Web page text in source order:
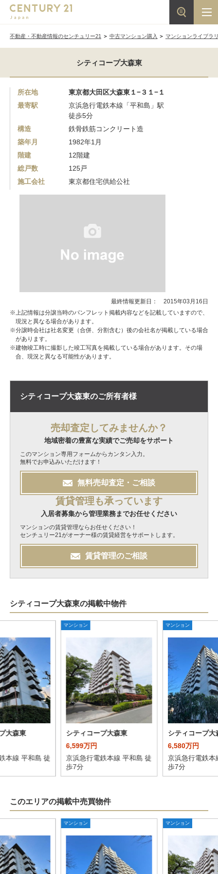
不動産・不動産情報のセンチュリー21 中古マンション購入 マンションライブラ
シティコープ大森東
所在地
東京都大田区大森東１−３１−１
最寄駅
京浜急行電鉄本線「平和島」駅
徒歩5分
構造
鉄骨鉄筋コンクリート造
築年月
1982年1月
階建
12階建
総戸数
125戸
施工会社
東京都住宅供給公社
最終情報更新日： 2015年03月16日
※上記情報は分譲当時のパンフレット掲載内容などを記載していますので、
現況と異なる場合があります。
※分譲時会社は社名変更（合併、分割含む）後の会社名が掲載している場合
があります。
※建物竣工時に撮影した竣工写真を掲載している場合があります。その場
合、現況と異なる可能性があります。
シティコープ大森東のご所有者様
売却査定してみませんか？
地域密着の豊富な実績でご売却をサポート
このマンション専用フォームからカンタン入力。
無料でお申込みいただけます！
無料売却査定・ご相談
賃貸管理も承っています
入居者募集から管理業務までお任せください
マンションの賃貸管理ならお任せください！
センチュリー21がオーナー様の賃貸経営をサポートします。
賃貸管理のご相談
シティコープ大森東の掲載中物件
大森東
本線 平和島 徒
マンション
シティコープ大森東
6,599万円
京浜急行電鉄本線 平和島 徒
歩7分
マンション
シティコープ大
6,580万円
京浜急行電鉄本
歩7分
このエリアの掲載中売買物件
マンション マンション